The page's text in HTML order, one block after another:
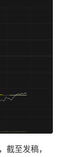
截至发稿，